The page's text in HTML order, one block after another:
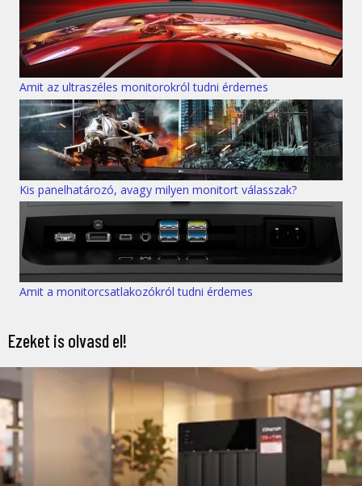
Amit az ultraszéles monitorokról tudni érdemes
Kis panelhatározó, avagy milyen monitort válasszak?
Amit a monitorcsatlakozókról tudni érdemes
Ezeket is olvasd el!